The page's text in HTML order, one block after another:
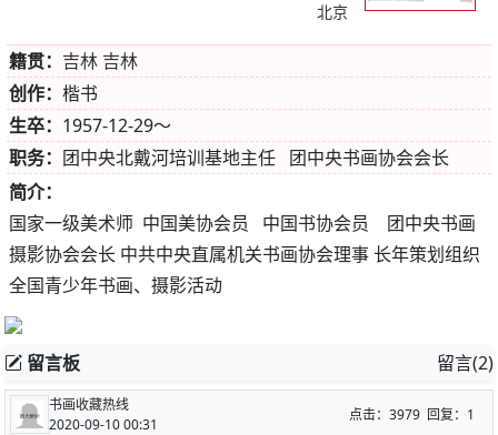
北京
籍贯： 吉林 吉林
创作： 楷书
生卒： 1957-12-29～
职务： 团中央北戴河培训基地主任 团中央书画协会会长
简介：
国家一级美术师 中国美协会员 中国书协会员 团中央书画
摄影协会会长 中共中央直属机关书画协会理事 长年策划组织
全国青少年书画、摄影活动
留言板 留言(2)
书画收藏热线
2020-09-10 00:31
点击：3979 回复：1